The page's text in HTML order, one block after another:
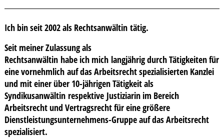
Ich bin seit 2002 als Rechtsanwältin tätig.
Seit meiner Zulassung als
Rechtsanwältin habe ich mich langjährig durch Tätigkeiten für
eine vornehmlich auf das Arbeitsrecht spezialisierten Kanzlei
und mit einer über 10-jährigen Tätigkeit als
Syndikusanwältin respektive Justiziarin im Bereich
Arbeitsrecht und Vertragsrecht für eine größere
Dienstleistungsunternehmens-Gruppe auf das Arbeitsrecht
spezialisiert.